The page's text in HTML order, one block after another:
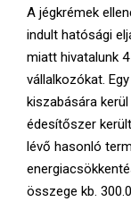
A jégkrémek
indult hatósági
miatt hivatalunk
vállalkozókat.
kiszabására
édesítőszer
lévő hasonló
összege kb.